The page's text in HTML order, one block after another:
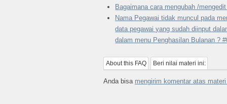
Bagaimana cara mengubah /
Nama Pegawai tidak muncul pada
data pegawai yang sudah diinput
dalam menu Penghasilan Bulanan ?
About this FAQ Beri nilai materi ini:
Anda bisa mengirim komentar atas